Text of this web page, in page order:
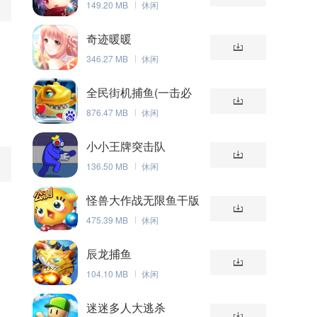
149.20 MB 休闲
奇迹暖暖
346.27 MB 休闲
全民街机捕鱼(一击必
杀)
876.47 MB 休闲
小小王牌突击队
136.50 MB 休闲
怪兽大作战无限鱼干版
475.39 MB 休闲
辰龙捕鱼
104.10 MB 休闲
迷迷多人大逃杀